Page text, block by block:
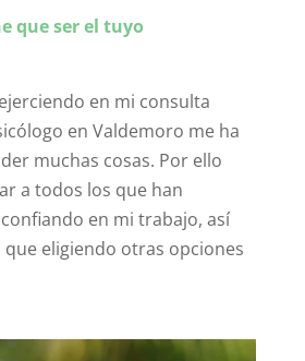
que ser el tuyo
en mi consulta
en Valdemoro me ha
muchas cosas. Por ello
a todos los que han
en mi trabajo, así
eligiendo otras opciones